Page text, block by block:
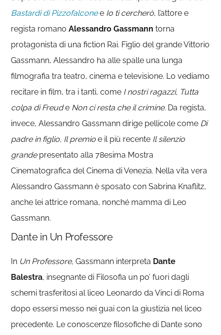
Bastardi di Pizzofalconee Io ti cercherò, l’attore e
regista romanoAlessandro Gassmann torna
protagonista di una fiction Rai. Figlio del grande Vittorio
Gassmann, Alessandro ha alle spalle una lunga
filmografia tra teatro, cinema e televisione. Lo vediamo
recitare in film, tra i tanti, come I nostri ragazzi, Tutta
colpa di Freude Non ci resta che il crimine. Da regista,
invece, Alessandro Gassmann dirige pellicole come Di
padre in figlio, Il premioe il più recente Il silenzio
grande presentato alla 78esima Mostra
Cinematografica del Cinema di Venezia. Nella vita vera
Alessandro Gassmann è sposato con Sabrina Knaflitz,
anche lei attrice romana, nonché mamma di Leo
Gassmann.
Dante in Un Professore
In Un Professore,Gassmann interpreta Dante
Balestra, insegnante di Filosofia un po’ fuori dagli
schemi trasferitosi al liceo Leonardo da Vinci di Roma
dopo essersi messo nei guai con la giustizia nel liceo
precedente. Le conoscenze filosofiche di Dante sono